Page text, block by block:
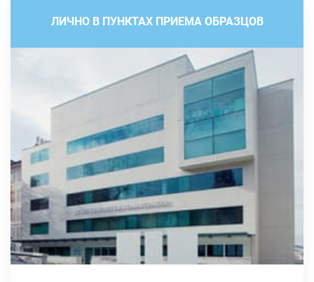
ЛИЧНО В ПУНКТАХ ПРИЕМА ОБРАЗЦОВ